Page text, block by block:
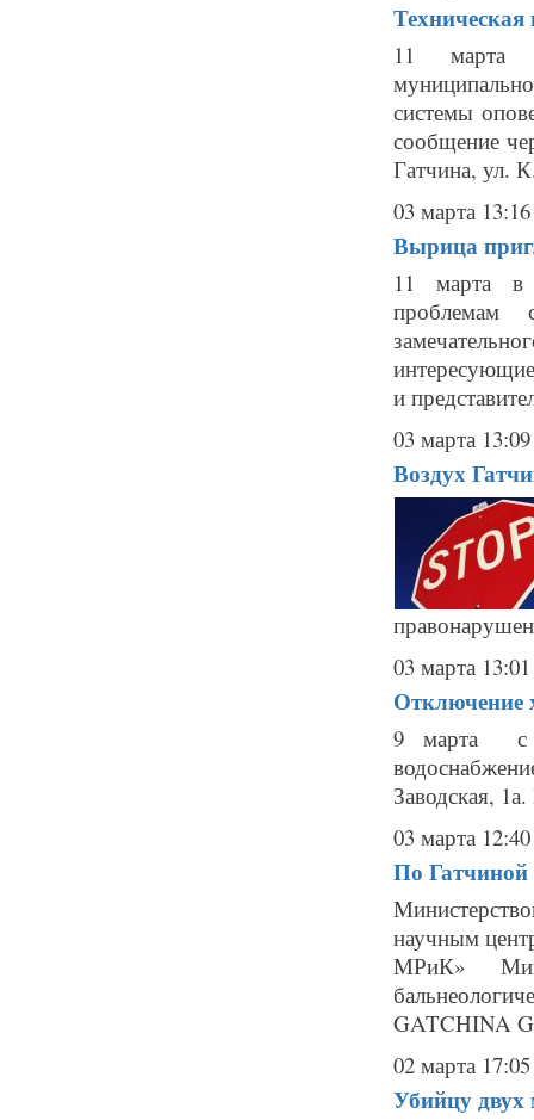
11 марта
системы
сообщение
Гатчина, ул.
03 марта 13:16
Вырица
11 марта в
проблемам
и
03 марта 13:09
Воздух
03 марта 13:01
Отключение
9 марта с
Заводская,
03 марта 12:40
По Гатчиной
научным
МРиК»
GATCHINA
02 марта 17:05
Убийцу двух